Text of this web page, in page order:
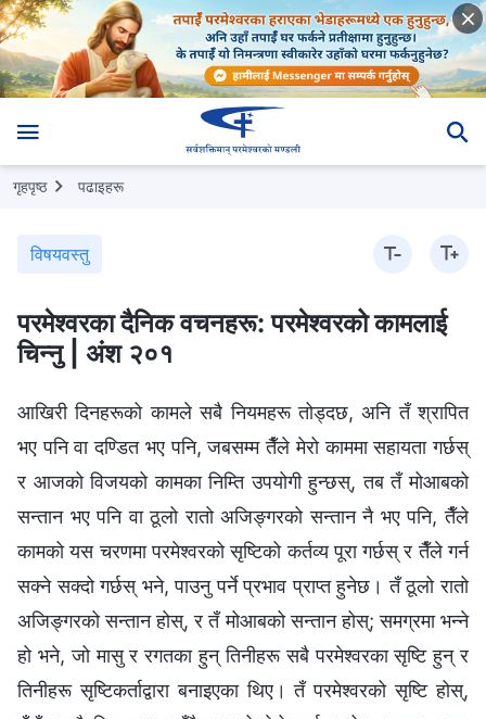
गृहपृष्ठ पढाइहरू
विषयवस्तु
परमेश्‍वरका दैनिक वचनहरू: परमेश्‍वरको कामलाई
चिन्‍नु | अंश २०१
आखिरी दिनहरूको कामले सबै नियमहरू तोड्दछ, अनि तँ श्रापित
भए पनि वा दण्डित भए पनि, जबसम्म तैँले मेरो काममा सहायता गर्छस्
र आजको विजयको कामका निम्ति उपयोगी हुन्छस्, तब तँ मोआबको
सन्तान भए पनि वा ठूलो रातो अजिङ्गरको सन्तान नै भए पनि, तैँले
कामको यस चरणमा परमेश्‍वरको सृष्टिको कर्तव्य पूरा गर्छस् र तैँले गर्न
सक्ने सक्दो गर्छस् भने, पाउनु पर्ने प्रभाव प्राप्त हुनेछ। तँ ठूलो रातो
अजिङ्गरको सन्तान होस्, र तँ मोआबको सन्तान होस्; समग्रमा भन्ने
हो भने, जो मासु र रगतका हुन् तिनीहरू सबै परमेश्‍वरका सृष्टि हुन् र
तिनीहरू सृष्टिकर्ताद्वारा बनाइएका थिए। तँ परमेश्‍वरको सृष्टि होस्,